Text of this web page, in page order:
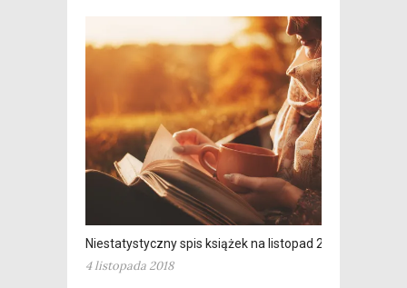
Niestatystyczny spis książek na listopad 2018
4 listopada 2018